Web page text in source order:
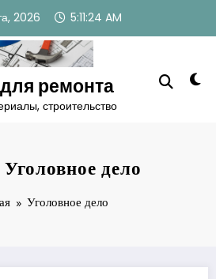
2026 5:11:25 AM
ремонта
строительство
дело
Уголовное дело